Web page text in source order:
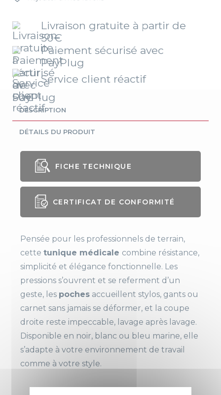
Livraison gratuite à partir de
50€
Paiement sécurisé avec
PayPlug
Service client réactif
DESCRIPTION
DÉTAILS DU PRODUIT
FICHE TECHNIQUE
CERTIFICAT DE CONFORMITÉ
Pensée pour les professionnels de terrain,
cette tunique médicale combine résistance,
simplicité et élégance fonctionnelle. Les
pressions s’ouvrent et se referment d’un
geste, les poches accueillent stylos, gants ou
carnet sans jamais se déformer, et la coupe
droite reste impeccable, lavage après lavage.
Disponible en noir, blanc ou bleu marine, elle
s’adapte à votre environnement de travail
comme à votre style.
Genre Homme